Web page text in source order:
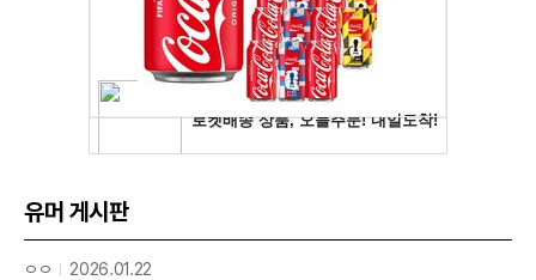
유머 게시판
ㅇㅇ 2026.01.22